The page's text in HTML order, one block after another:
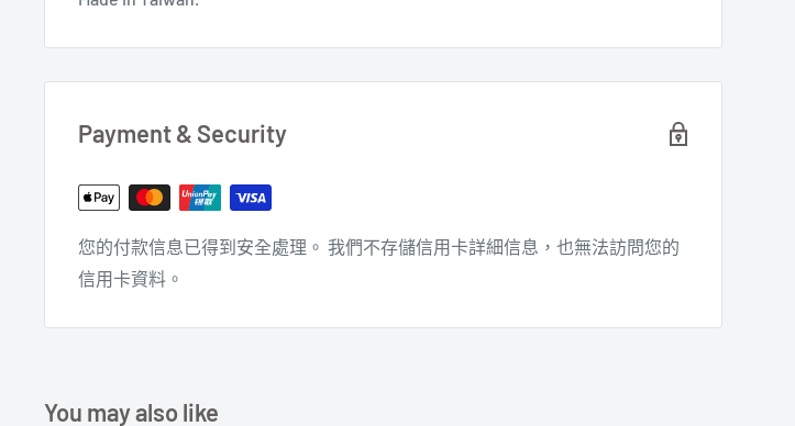
Payment & Security
您的付款信息已得到安全處理。 我們不存儲信用卡詳細信息，也無法訪問您的
信用卡資料。
You may also like